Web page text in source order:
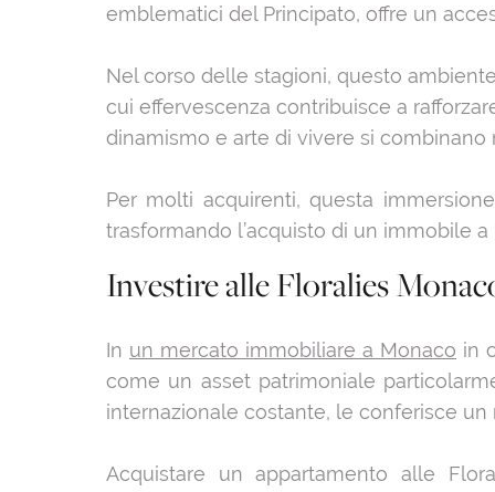
emblematici del Principato, offre un
Nel corso delle stagioni, questo
cui effervescenza contribuisce a
dinamismo e arte di vivere si combinano
Per molti acquirenti, questa
trasformando l’acquisto di un immobile
Investire alle Floralies
In un mercato immobiliare a Monaco in
come un asset patrimoniale
internazionale costante, le conferisce
Acquistare un appartamento alle